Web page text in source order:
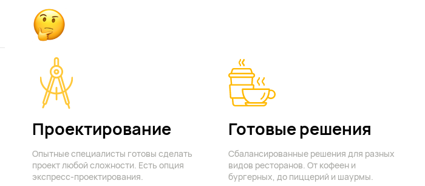
Проектирование
Опытные специалисты готовы сделать
проект любой сложности. Есть опция
экспресс-проектирования.
Готовые решения
Сбалансированные решения для разных
видов ресторанов. От кофеен и
бургерных, до пиццерий и шаурмы.